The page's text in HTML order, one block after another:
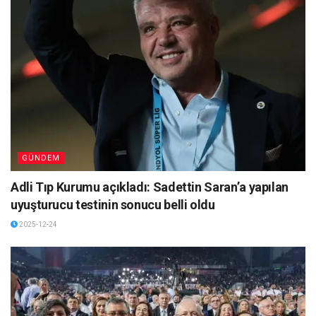
GÜNDEM
Adli Tıp Kurumu açıkladı: Sadettin Saran’a yapılan
uyuşturucu testinin sonucu belli oldu
2025-12-24